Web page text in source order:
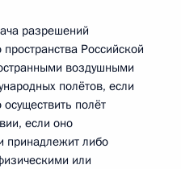
разрешений
Российской
воздушными
полётов, если
полёт
если оно
принадлежит либо
или